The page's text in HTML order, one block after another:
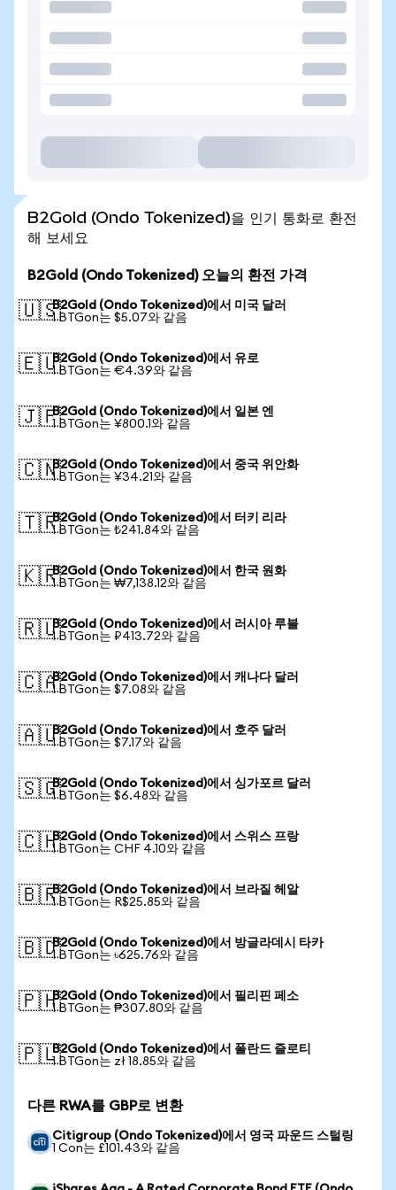
B2Gold (Ondo Tokenized)을 인기 통화로 환전
해 보세요
B2Gold (Ondo Tokenized) 오늘의 환전 가격
🇺🇸B2Gold (Ondo Tokenized)에서 미국 달러
1 BTGon는 $5.07와 같음
🇪🇺B2Gold (Ondo Tokenized)에서 유로
1 BTGon는 €4.39와 같음
🇯🇵B2Gold (Ondo Tokenized)에서 일본 엔
1 BTGon는 ¥800.1와 같음
🇨🇳B2Gold (Ondo Tokenized)에서 중국 위안화
1 BTGon는 ¥34.21와 같음
🇹🇷B2Gold (Ondo Tokenized)에서 터키 리라
1 BTGon는 ₺241.84와 같음
🇰🇷B2Gold (Ondo Tokenized)에서 한국 원화
1 BTGon는 ₩7,138.12와 같음
🇷🇺B2Gold (Ondo Tokenized)에서 러시아 루블
1 BTGon는 ₽413.72와 같음
🇨🇦B2Gold (Ondo Tokenized)에서 캐나다 달러
1 BTGon는 $7.08와 같음
🇦🇺B2Gold (Ondo Tokenized)에서 호주 달러
1 BTGon는 $7.17와 같음
🇸🇬B2Gold (Ondo Tokenized)에서 싱가포르 달러
1 BTGon는 $6.48와 같음
🇨🇭B2Gold (Ondo Tokenized)에서 스위스 프랑
1 BTGon는 CHF 4.10와 같음
🇧🇷B2Gold (Ondo Tokenized)에서 브라질 헤알
1 BTGon는 R$25.85와 같음
🇧🇩B2Gold (Ondo Tokenized)에서 방글라데시 타카
1 BTGon는 ৳625.76와 같음
🇵🇭B2Gold (Ondo Tokenized)에서 필리핀 페소
1 BTGon는 ₱307.80와 같음
🇵🇱B2Gold (Ondo Tokenized)에서 폴란드 즐로티
1 BTGon는 zł 18.85와 같음
다른 RWA를 GBP로 변환
Citigroup (Ondo Tokenized)에서 영국 파운드 스털링
1 Con는 £101.43와 같음